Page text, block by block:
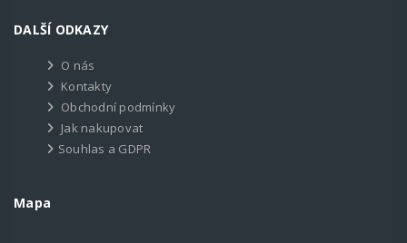
DALŠÍ ODKAZY
O nás
Kontakty
Obchodní podmínky
Jak nakupovat
Souhlas a GDPR
Mapa